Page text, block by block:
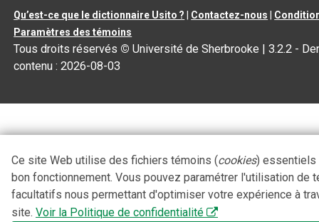
Qu’est-ce que le dictionnaire Usito ? Contactez-nous
Paramètres des témoins
Tous droits réservés © Université de Sherbrooke |3.2.2 -
contenu :2026-08-03
Ce site Web utilise des fichiers témoins (cookies) essentiels
bon fonctionnement. Vous pouvez paramétrer l'utilisation de
facultatifs nous permettant d'optimiser votre expérience à
site. Voir la Politique de confidentialité